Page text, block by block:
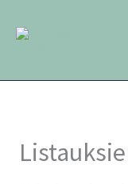
sisältöön